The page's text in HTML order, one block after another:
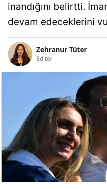
inandığını belirtti.
devam edeceklerini
Zehranur Tüter
Editör